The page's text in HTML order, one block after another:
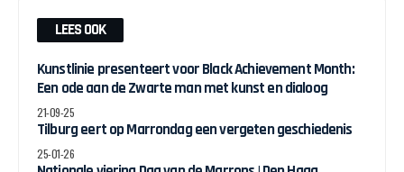
LEES OOK
Kunstlinie presenteert voor Black Achievement Month:
Een ode aan de Zwarte man met kunst en dialoog
21-09-25
Tilburg eert op Marrondag een vergeten geschiedenis
25-01-26